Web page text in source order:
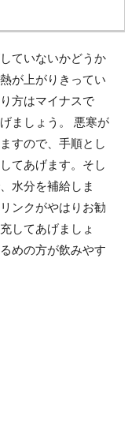
ていないかどうか
が上がりきってい
方はマイナスで
ましょう。 悪寒が
すので、手順とし
てあげます。そし
水分を補給しま
ンクがやはりお勧
してあげましょ
めの方が飲みやす